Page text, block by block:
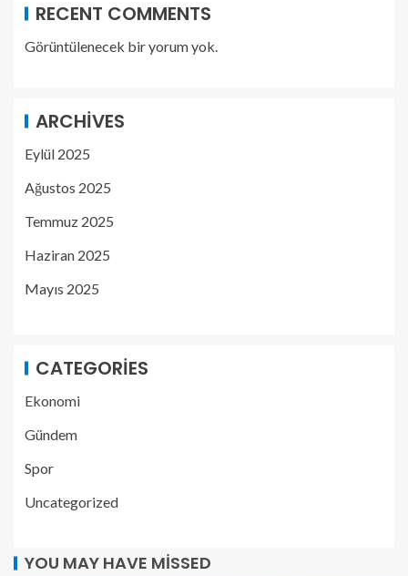
RECENT COMMENTS
Görüntülenecek bir yorum yok.
ARCHIVES
Eylül 2025
Ağustos 2025
Temmuz 2025
Haziran 2025
Mayıs 2025
CATEGORIES
Ekonomi
Gündem
Spor
Uncategorized
YOU MAY HAVE MISSED